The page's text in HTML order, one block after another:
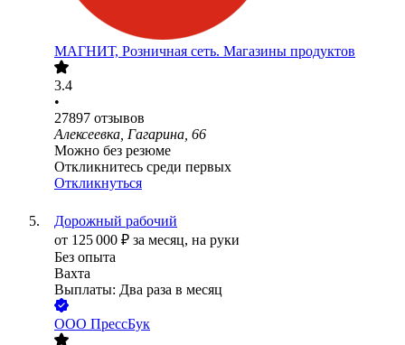
МАГНИТ, Розничная сеть. Магазины продуктов
3.4
•
27897 отзывов
Алексеевка, Гагарина, 66
Можно без резюме
Откликнитесь среди первых
Откликнуться
Дорожный рабочий
от 125 000 ₽ за месяц, на руки
Без опыта
Вахта
Выплаты: Два раза в месяц
ООО ПрессБук